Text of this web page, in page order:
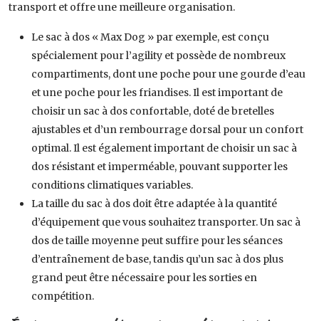
transport et offre une meilleure organisation.
Le sac à dos « Max Dog » par exemple, est conçu
spécialement pour l’agility et possède de nombreux
compartiments, dont une poche pour une gourde d’eau
et une poche pour les friandises. Il est important de
choisir un sac à dos confortable, doté de bretelles
ajustables et d’un rembourrage dorsal pour un confort
optimal. Il est également important de choisir un sac à
dos résistant et imperméable, pouvant supporter les
conditions climatiques variables.
La taille du sac à dos doit être adaptée à la quantité
d’équipement que vous souhaitez transporter. Un sac à
dos de taille moyenne peut suffire pour les séances
d’entraînement de base, tandis qu’un sac à dos plus
grand peut être nécessaire pour les sorties en
compétition.